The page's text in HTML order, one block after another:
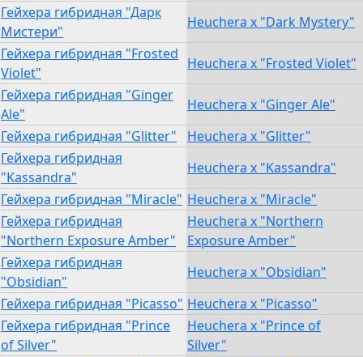
Гейхера гибридная "Дарк
Мистери"
Heuchera x "Dark Mystery"
Гейхера гибридная "Frosted
Violet"
Heuchera x "Frosted Violet"
Гейхера гибридная "Ginger
Ale"
Heuchera x "Ginger Ale"
Гейхера гибридная "Glitter"
Heuchera x "Glitter"
Гейхера гибридная
"Kassandra"
Heuchera x "Kassandra"
Гейхера гибридная "Miracle" Heuchera x "Miracle"
Гейхера гибридная
"Northern Exposure Amber"
Heuchera x "Northern
Exposure Amber"
Гейхера гибридная
"Obsidian"
Heuchera x "Obsidian"
Гейхера гибридная "Picasso" Heuchera x "Picasso"
Гейхера гибридная "Prince
of Silver"
Heuchera x "Prince of
Silver"